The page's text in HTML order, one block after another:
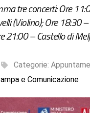
tre concerti: Ore
(Violino); Ore 18:30
21:00 – Castello di
Categorie:
e Comunicazione